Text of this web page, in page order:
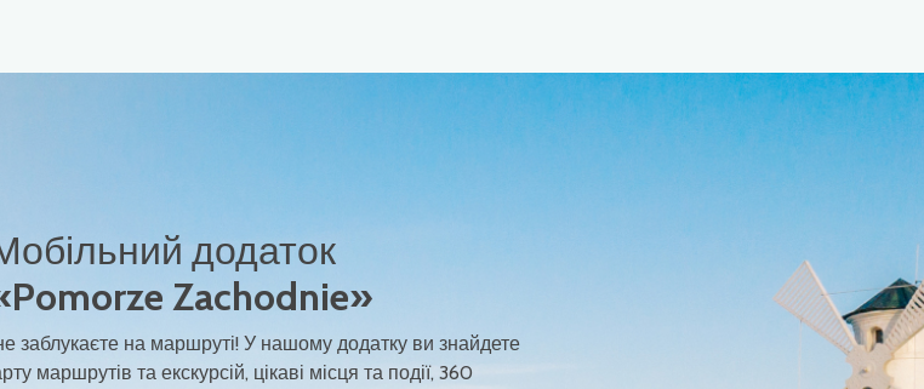
додаток
Zachodnie»
заблукаєте на маршруті! У нашому додатку ви знайдете
маршрутів та екскурсій, цікаві місця та події, 360